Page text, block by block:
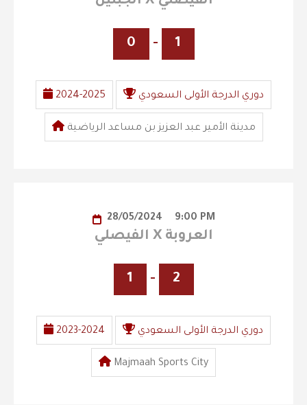
0 - 1
2024-2025 دوري الدرجة الأولى السعودي
مدينة الأمير عبد العزيز بن مساعد الرياضية
28/05/2024 9:00 PM
الفيصلي X العروبة
1 - 2
2023-2024 دوري الدرجة الأولى السعودي
Majmaah Sports City